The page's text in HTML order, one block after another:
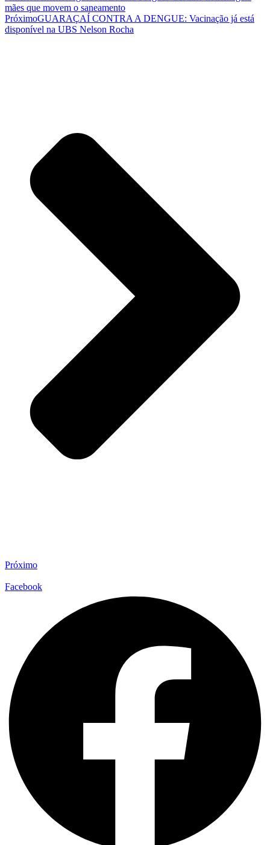
mães que movem o saneamento
PróximoGUARAÇAÍ CONTRA A DENGUE: Vacinação já está
disponível na UBS Nelson Rocha
Próximo
Facebook